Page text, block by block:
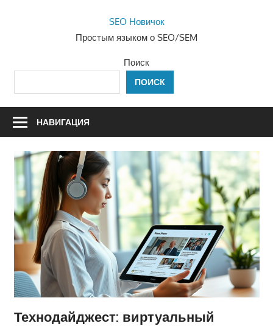
SEO Новичок
Простым языком о SEO/SEM
Поиск
ПОИСК
НАВИГАЦИЯ
Технодайджест: виртуальный